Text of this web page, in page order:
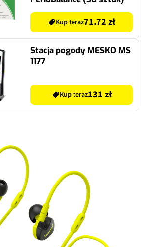
Kup teraz71.72 zł
Stacja pogody MESKO MS
1177
Kup teraz131 zł